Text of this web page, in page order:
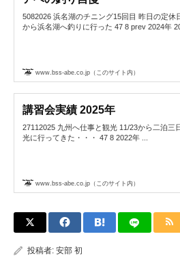
5082026 浜名湖のチニング15回目 昨日の定休
から浜名湖へ釣りに行った 47 8 prev 2024年
www.bss-abe.co.jp（このサイト内）
講習会実績 2025年
27112025 九州へ仕事と観光 11/23から二泊三
光に行ってきた・・・ 47 8 2022年 ...
www.bss-abe.co.jp（このサイト内）
投稿者: 安部 初